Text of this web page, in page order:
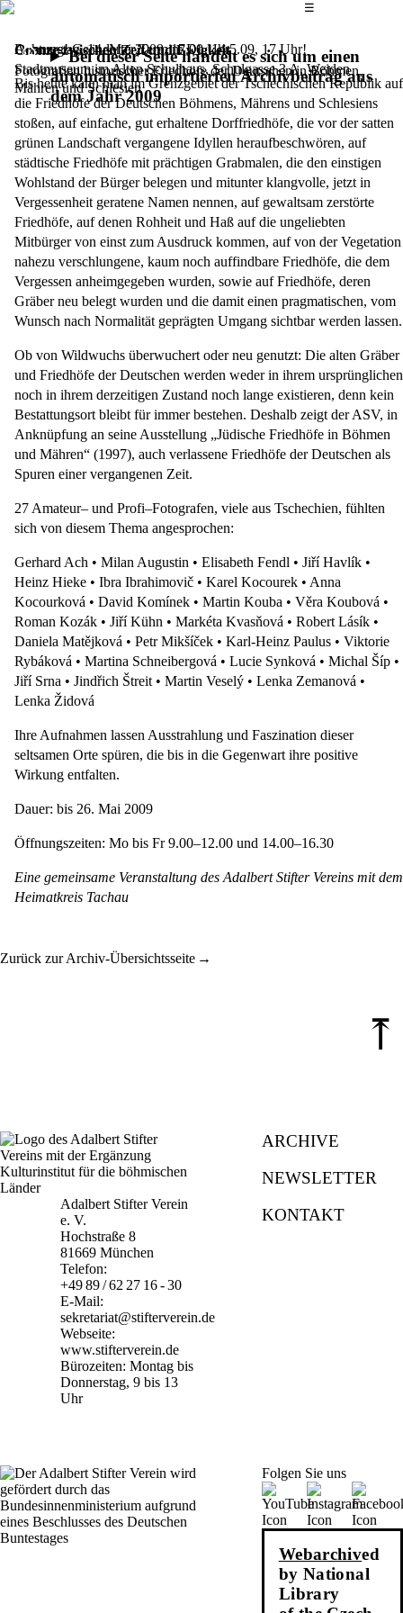
Das
☰
Bei dieser Seite handelt es sich um einen
automatisch importierten Archivbeitrag aus
dem Jahr 2009
Grenze zwischen Zeit und Ewigkeit
Fotografien historischer Friedhöfe der Deutschen in Böhmen,
Mähren und Schlesien
Achtung! Geänderter Termin: Do, 14.5.09, 17 Uhr!
Bis heute kann man im Grenzgebiet der Tschechischen Republik auf
die Friedhöfe der Deutschen Böhmens, Mährens und Schlesiens
stoßen, auf ein­fache, gut erhaltene Dorffriedhöfe, die vor der satten
grünen Landschaft vergangene Idyllen heraufbeschwören, auf
städtische Friedhöfe mit prächtigen Grabmalen, die den einstigen
Wohl­­stand der Bürger belegen und mitunter klang­volle, jetzt in
Vergessenheit geratene Na­men nennen, auf gewaltsam zerstörte
Fried­höfe, auf denen Rohheit und Haß auf die un­ge­liebten
Mitbürger von einst zum Ausdruck kommen, auf von der Vegetation
nahezu ver­schlungene, kaum noch auffindbare Friedhö­fe, die dem
Vergessen anheimgegeben wur­den, sowie auf Friedhöfe, deren
Gräber neu belegt wurden und die damit einen prag­matischen, vom
Wunsch nach Normalität geprägten Umgang sichtbar werden lassen.
Ob von Wildwuchs überwuchert oder neu genutzt: Die alten Gräber
und Friedhöfe der Deut­schen werden weder in ihrem ursprünglichen
noch in ihrem derzeitigen Zustand noch lange existieren, denn kein
Bestattungsort bleibt für immer bestehen. Deshalb zeigt der ASV, in
Anknüpfung an seine Ausstellung „Jüdische Friedhöfe in Böhmen
und Mähren“ (1997), auch verlassene Friedhöfe der Deutschen als
Spuren einer vergangenen Zeit.
27 Amateur– und Profi–Fotografen, viele aus Tschechien, fühlten
sich von die­sem Thema angesprochen:
Gerhard Ach • Milan Augustin • Elisabeth Fendl • Jiří Havlík •
Heinz Hieke • Ibra Ibrahimovič • Karel Kocourek • Anna
Kocourková • David Komínek • Martin Kouba • Věra Koubová •
Roman Kozák • Jiří Kühn • Markéta Kvasňová • Robert Lásík •
Daniela Matějková • Petr Mikšíček • Karl-Heinz Paulus • Viktorie
Rybáková • Martina Schneibergová • Lucie Synková • Michal Šíp •
Jiří Srna • Jindřich Štreit • Martin Veselý • Lenka Zemanová •
Lenka Židová
Ihre Aufnah­men lassen Ausstrahlung und Faszination dieser
seltsamen Orte spüren, die bis in die Gegenwart ihre positive
Wirkung entfalten.
Dauer: bis 26. Mai 2009
Öffnungszeiten: Mo bis Fr 9.00–12.00 und 14.00–16.30
Eine gemeinsame Veranstaltung des Adalbert Stifter Vereins mit dem
Heimatkreis Tachau
Donnerstag, 14. Mai 2009,17.00 Uhr
Stadtmuseum im Alten Schulhaus, Schulgasse 3 A, Weiden
Zurück zur Archiv-Übersichtsseite
⤒
Adalbert Stifter Verein
e. V.
Hochstraße 8
81669 München
Telefon:
+49 89 / 62 27 16 - 30
E-Mail:
sekretariat@stifterverein.de
Webseite:
www.stifterverein.de
Bürozeiten: Montag bis
Donnerstag, 9 bis 13
Uhr
ARCHIVE
NEWSLETTER
KONTAKT
Folgen Sie uns
Webarchived
by National
Library